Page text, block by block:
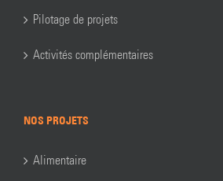
Pilotage de projets
Activités complémentaires
NOS PROJETS
Alimentaire